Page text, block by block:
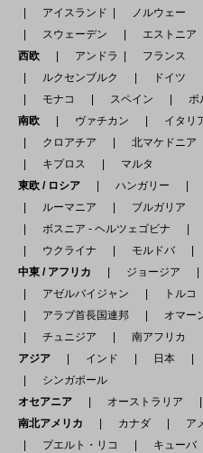
アイスランド
ノルウェー
スウェーデン
エストニア
西欧
アンドラ フランス
ルクセンブルク
ドイツ
モナコ
スペイン
ポ
南欧
ヴァチカン イタリ
クロアチア
北マケドニア
キプロス
マルタ
東欧 / ロシア
ハンガリー
ルーマニア
ブルガリア
ボスニア - ヘルツェゴビナ
ウクライナ
モルドバ
中東 / アフリカ
ジョージア
アゼルバイジャン
トルコ
アラブ首長国連邦
オマー
チュニジア
南アフリカ
アジア
インド 日本
シンガポール
オセアニア
オーストラリア
南北アメリカ
カナダ ア
プエルト・リコ
キューバ